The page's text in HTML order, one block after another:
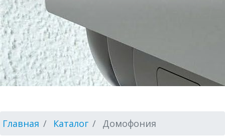
Главная Каталог Домофония